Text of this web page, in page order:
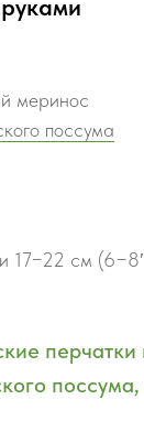
меринос
поссума
17−22 см
перчатки